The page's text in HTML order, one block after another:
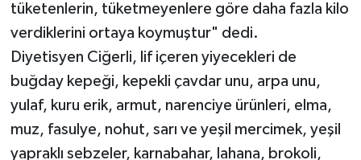
tüketenlerin, tüketmeyenlere göre daha fazla kilo
verdiklerini ortaya koymuştur" dedi.
Diyetisyen Ciğerli, lif içeren yiyecekleri de
buğday kepeği, kepekli çavdar unu, arpa unu,
yulaf, kuru erik, armut, narenciye ürünleri, elma,
muz, fasulye, nohut, sarı ve yeşil mercimek, yeşil
yapraklı sebzeler, karnabahar, lahana, brokoli,